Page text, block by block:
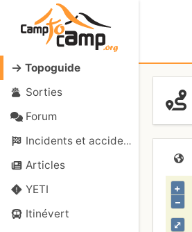
Topoguide
Sorties
Forum
Incidents et accidents
Articles
YETI
Itinévert
⤢
+
–